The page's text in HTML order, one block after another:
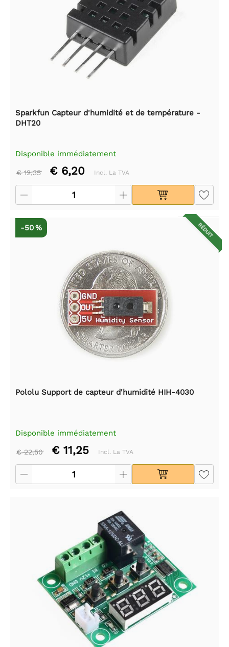
Sparkfun Capteur d'humidité et de température -
DHT20
Disponible immédiatement
€ 12,35 € 6,20 Incl. La TVA
RÉDUIT
-50 %
Pololu Support de capteur d'humidité HIH-4030
Disponible immédiatement
€ 22,50 € 11,25 Incl. La TVA